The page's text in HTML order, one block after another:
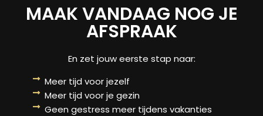
MAAK VANDAAG NOG JE
AFSPRAAK
En zet jouw eerste stap naar:
Meer tijd voor jezelf
Meer tijd voor je gezin
Geen gestress meer tijdens vakanties